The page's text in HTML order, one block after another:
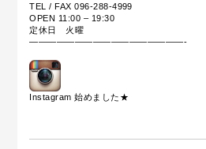
TEL / FAX 096-288-4999
OPEN 11:00 – 19:30
定休日 火曜
—————————————————-
Instagram 始めました ★